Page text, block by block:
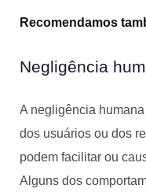
Recomendamos
Negligência
A negligência
dos usuários ou dos
podem facilitar ou
Alguns dos